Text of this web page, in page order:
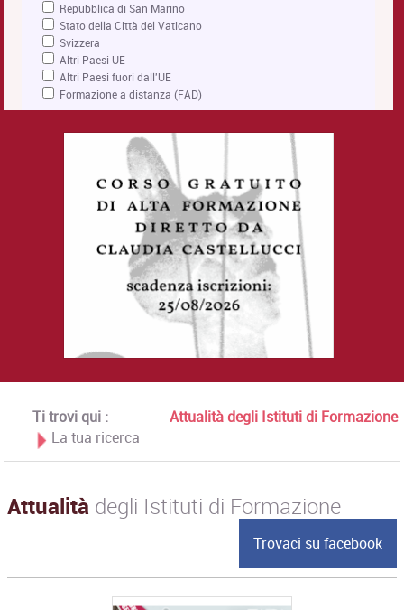
Repubblica di San Marino
Stato della Città del Vaticano
Svizzera
Altri Paesi UE
Altri Paesi fuori dall'UE
Formazione a distanza (FAD)
Ti trovi qui :
Attualità degli Istituti di Formazione
La tua ricerca
Attualità degli Istituti di Formazione
Trovaci su facebook